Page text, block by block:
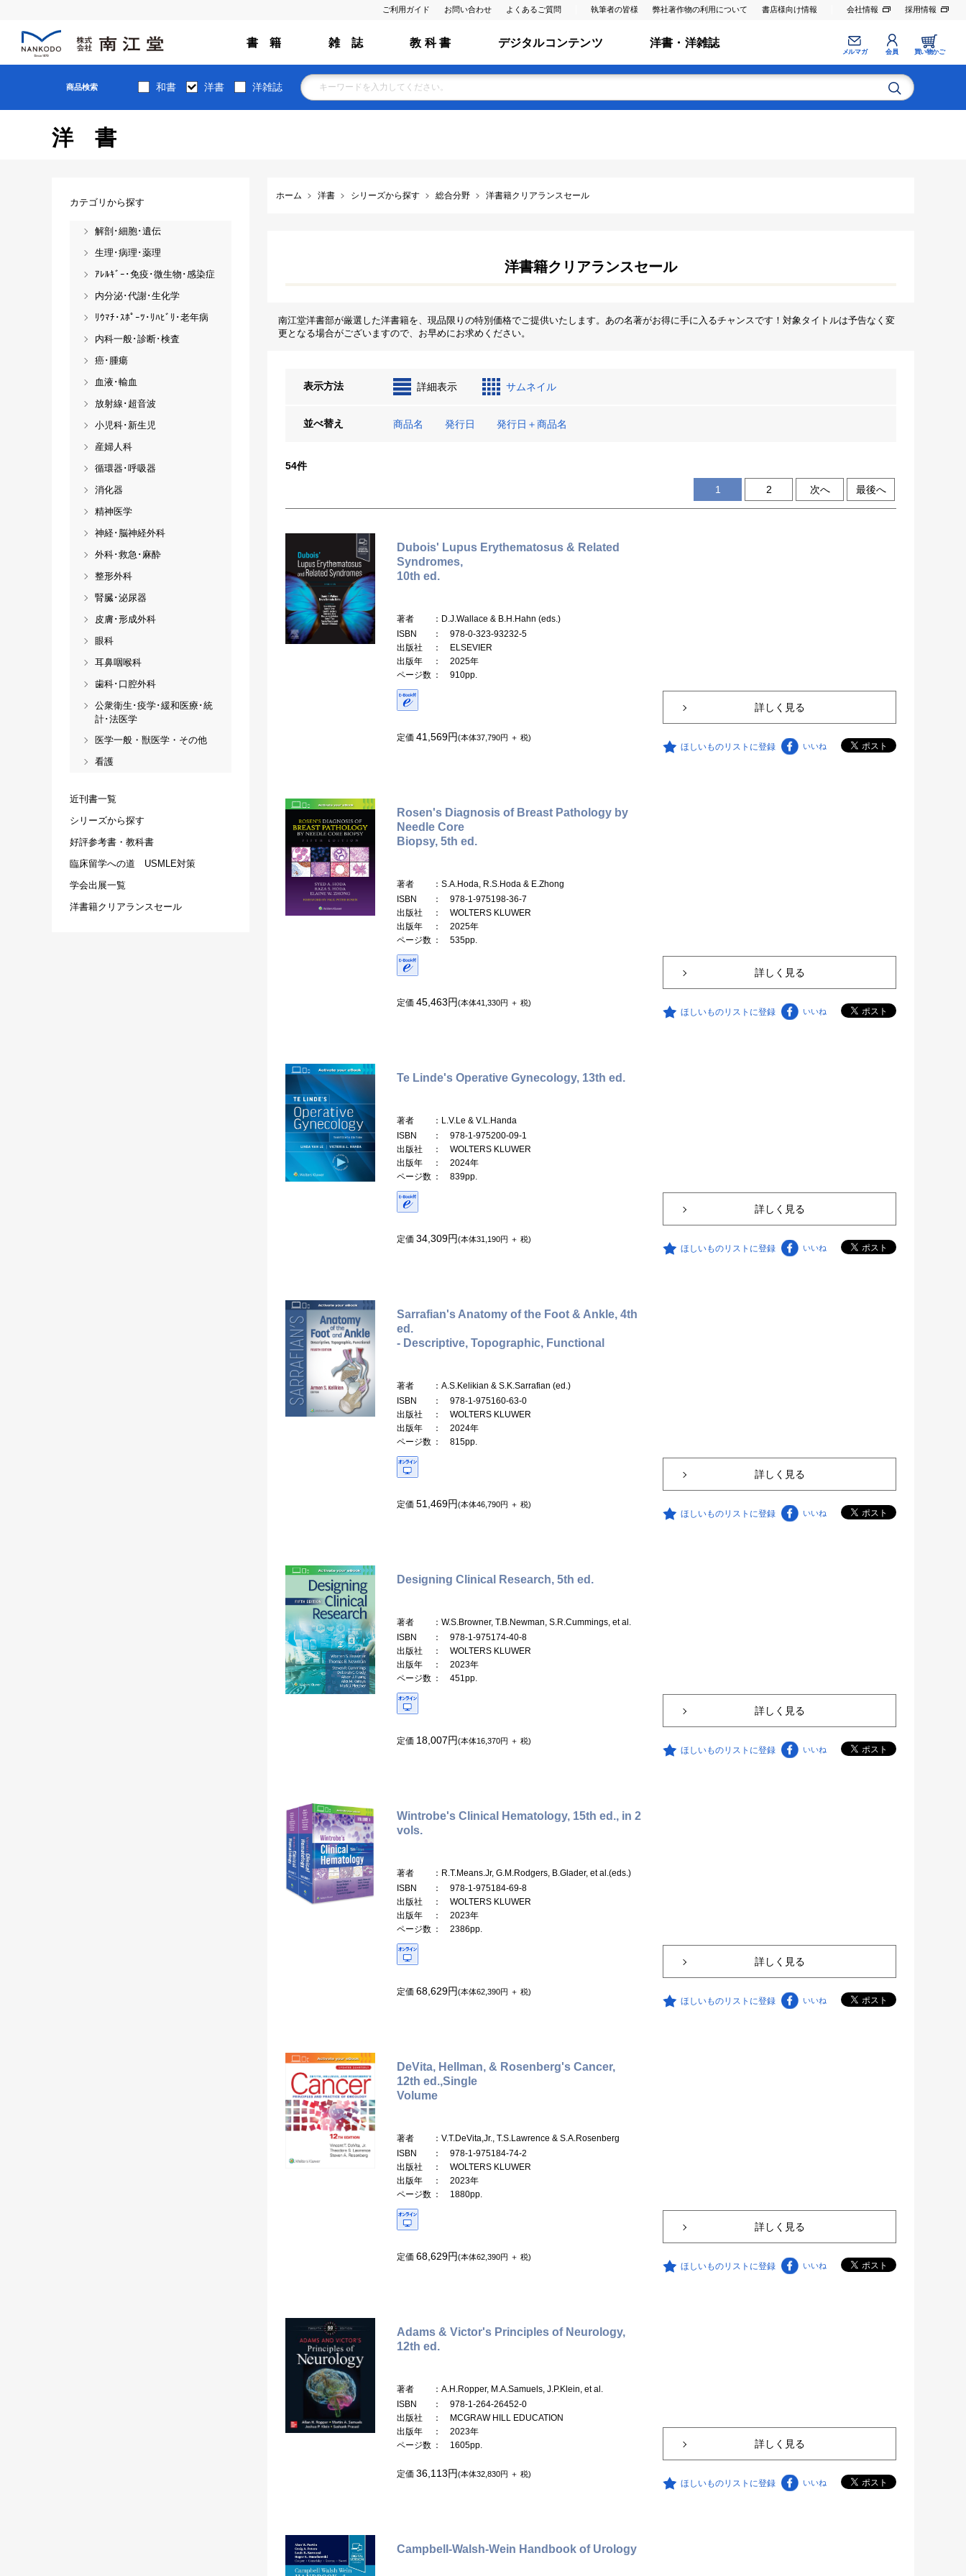
ご利用ガイド お問い合わせ よくあるご質問 執筆者の皆様 弊社著作物の利用について 書店様向け情報 会社情報 採用情報
書 籍 雑 誌 教 科 書 デジタルコンテンツ 洋書・洋雑誌
メルマガ 会員 買い物かご
商品検索 和書 洋書 洋雑誌
洋書
ホーム 洋書 シリーズから探す 総合分野 洋書籍クリアランスセール
洋書籍クリアランスセール
南江堂洋書部が厳選した洋書籍を、現品限りの特別価格でご提供いたします。あの名著がお得に手に入るチャンスです！対象タイトルは予告なく変
更となる場合がございますので、お早めにお求めください。
表示方法 詳細表示 サムネイル
並べ替え 商品名 発行日 発行日＋商品名
54件
1 2 次へ 最後へ
Dubois' Lupus Erythematosus & Related
Syndromes,
10th ed.
著者
：D.J.Wallace & B.H.Hahn (eds.)
ISBN
： 978-0-323-93232-5
出版社
： ELSEVIER
出版年
： 2025年
ページ数 ： 910pp.
定価 41,569円(本体37,790円 ＋ 税)
詳しく見る
ほしいものリストに登録 いいね
Rosen's Diagnosis of Breast Pathology by
Needle Core
Biopsy, 5th ed.
著者
：S.A.Hoda, R.S.Hoda & E.Zhong
ISBN
： 978-1-975198-36-7
出版社
： WOLTERS KLUWER
出版年
： 2025年
ページ数 ： 535pp.
定価 45,463円(本体41,330円 ＋ 税)
詳しく見る
ほしいものリストに登録 いいね
Te Linde's Operative Gynecology, 13th ed.
著者
：L.V.Le & V.L.Handa
ISBN
： 978-1-975200-09-1
出版社
： WOLTERS KLUWER
出版年
： 2024年
ページ数 ： 839pp.
定価 34,309円(本体31,190円 ＋ 税)
詳しく見る
ほしいものリストに登録 いいね
Sarrafian's Anatomy of the Foot & Ankle, 4th
ed.
- Descriptive, Topographic, Functional
著者
：A.S.Kelikian & S.K.Sarrafian (ed.)
ISBN
： 978-1-975160-63-0
出版社
： WOLTERS KLUWER
出版年
： 2024年
ページ数 ： 815pp.
定価 51,469円(本体46,790円 ＋ 税)
詳しく見る
ほしいものリストに登録 いいね
Designing Clinical Research, 5th ed.
著者
：W.S.Browner, T.B.Newman, S.R.Cummings, et al.
ISBN
： 978-1-975174-40-8
出版社
： WOLTERS KLUWER
出版年
： 2023年
ページ数 ： 451pp.
定価 18,007円(本体16,370円 ＋ 税)
詳しく見る
ほしいものリストに登録 いいね
Wintrobe's Clinical Hematology, 15th ed., in 2
vols.
著者
：R.T.Means.Jr, G.M.Rodgers, B.Glader, et al.(eds.)
ISBN
： 978-1-975184-69-8
出版社
： WOLTERS KLUWER
出版年
： 2023年
ページ数 ： 2386pp.
定価 68,629円(本体62,390円 ＋ 税)
詳しく見る
ほしいものリストに登録 いいね
DeVita, Hellman, & Rosenberg's Cancer,
12th ed.,Single
Volume
著者
：V.T.DeVita,Jr., T.S.Lawrence & S.A.Rosenberg
ISBN
： 978-1-975184-74-2
出版社
： WOLTERS KLUWER
出版年
： 2023年
ページ数 ： 1880pp.
定価 68,629円(本体62,390円 ＋ 税)
詳しく見る
ほしいものリストに登録 いいね
Adams & Victor's Principles of Neurology,
12th ed.
著者
：A.H.Ropper, M.A.Samuels, J.P.Klein, et al.
ISBN
： 978-1-264-26452-0
出版社
： MCGRAW HILL EDUCATION
出版年
： 2023年
ページ数 ： 1605pp.
定価 36,113円(本体32,830円 ＋ 税)
詳しく見る
ほしいものリストに登録 いいね
Campbell-Walsh-Wein Handbook of Urology
カテゴリから探す
解剖･細胞･遺伝
生理･病理･薬理
ｱﾚﾙｷﾞｰ･免疫･微生物･感染症
内分泌･代謝･生化学
ﾘｳﾏﾁ･ｽﾎﾟｰﾂ･ﾘﾊﾋﾞﾘ･老年病
内科一般･診断･検査
癌･腫瘍
血液･輸血
放射線･超音波
小児科･新生児
産婦人科
循環器･呼吸器
消化器
精神医学
神経･脳神経外科
外科･救急･麻酔
整形外科
腎臓･泌尿器
皮膚･形成外科
眼科
耳鼻咽喉科
歯科･口腔外科
公衆衛生･疫学･緩和医療･統
計･法医学
医学一般・獣医学・その他
看護
近刊書一覧
シリーズから探す
好評参考書・教科書
臨床留学への道 USMLE対策
学会出展一覧
洋書籍クリアランスセール